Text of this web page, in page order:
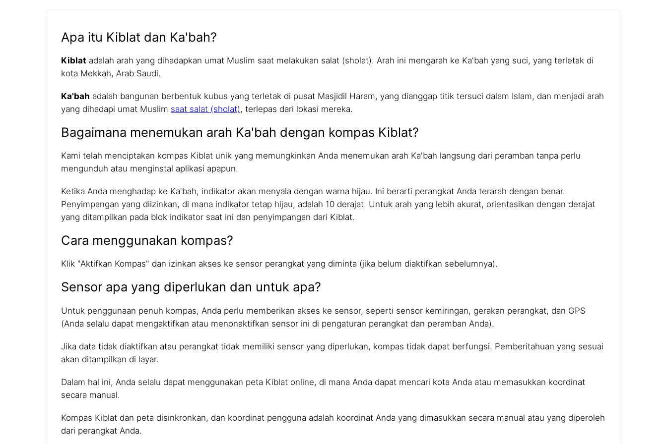
Apa itu Kiblat dan Ka'bah?
Kiblat adalah arah yang dihadapkan umat Muslim saat melakukan salat (sholat). Arah ini mengarah ke Ka'bah yang suci, yang terletak di
kota Mekkah, Arab Saudi.
Ka'bah adalah bangunan berbentuk kubus yang terletak di pusat Masjidil Haram, yang dianggap titik tersuci dalam Islam, dan menjadi arah
yang dihadapi umat Muslim saat salat (sholat) , terlepas dari lokasi mereka.
Bagaimana menemukan arah Ka'bah dengan kompas Kiblat?
Kami telah menciptakan kompas Kiblat unik yang memungkinkan Anda menemukan arah Ka'bah langsung dari peramban tanpa perlu
mengunduh atau menginstal aplikasi apapun.
Ketika Anda menghadap ke Ka'bah, indikator akan menyala dengan warna hijau. Ini berarti perangkat Anda terarah dengan benar.
Penyimpangan yang diizinkan, di mana indikator tetap hijau, adalah 10 derajat. Untuk arah yang lebih akurat, orientasikan dengan derajat
yang ditampilkan pada blok indikator saat ini dan penyimpangan dari Kiblat.
Cara menggunakan kompas?
Klik "Aktifkan Kompas" dan izinkan akses ke sensor perangkat yang diminta (jika belum diaktifkan sebelumnya).
Sensor apa yang diperlukan dan untuk apa?
Untuk penggunaan penuh kompas, Anda perlu memberikan akses ke sensor, seperti sensor kemiringan, gerakan perangkat, dan GPS
(Anda selalu dapat mengaktifkan atau menonaktifkan sensor ini di pengaturan perangkat dan peramban Anda).
Jika data tidak diaktifkan atau perangkat tidak memiliki sensor yang diperlukan, kompas tidak dapat berfungsi. Pemberitahuan yang sesuai
akan ditampilkan di layar.
Dalam hal ini, Anda selalu dapat menggunakan peta Kiblat online, di mana Anda dapat mencari kota Anda atau memasukkan koordinat
secara manual.
Kompas Kiblat dan peta disinkronkan, dan koordinat pengguna adalah koordinat Anda yang dimasukkan secara manual atau yang diperoleh
dari perangkat Anda.